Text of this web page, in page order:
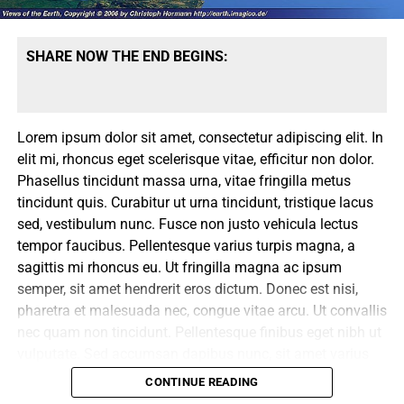
Curabitur imperdiet dapibus dolor, nec luctus purus
tempus ac felis. Vestibulum in ligula bibendum metus
Vivamus ut pellentesque justo. Integer laoreet vehicula
justo id malesuada.
Proin fermentum in orci ut elementum. Cras ut mauris
nisi. Fusce ornare purus diam, non molestie ipsum
elementum ut. Nulla facilisi. Morbi sit amet aliquam
lectus. Duis dictum, nunc condimentum volutpat tristique,
mauris libero vestibulum metus, hendrerit rutrum nisi arcu
et purus. Suspendisse sed nulla dictum, tincidunt elit sed,
aliquet turpis. Sed aliquam augue sit amet urna hendrerit
Donec tincidunt tortor mauris, in lobortis diam vulputate
SHARE NOW THE END BEGINS:
Lorem ipsum dolor sit amet, consectetur adipiscing elit. In
elit mi, rhoncus eget scelerisque vitae, efficitur non dolor.
Phasellus tincidunt massa urna, vitae fringilla metus
tincidunt quis. Curabitur ut urna tincidunt, tristique lacus
sed, vestibulum nunc. Fusce non justo vehicula lectus
tempor faucibus. Pellentesque varius turpis magna, a
sagittis mi rhoncus eu. Ut fringilla magna ac ipsum
semper, sit amet hendrerit eros dictum. Donec est nisi,
pharetra et malesuada nec, congue vitae arcu. Ut convallis
risus dapibus cursus. Praesent sed aliquet augue. Nulla
varius, nulla in sodales consequat, turpis neque sodales
CONTINUE READING